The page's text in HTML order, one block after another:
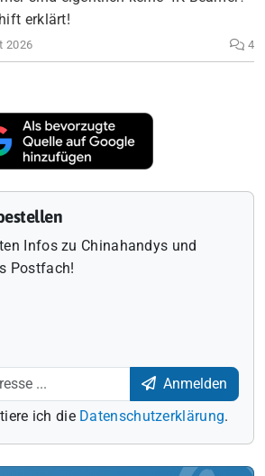
erklärt!
2026 4
Infos zu Chinahandys und
Postfach!
Anmelden
ich die Datenschutzerklärung.